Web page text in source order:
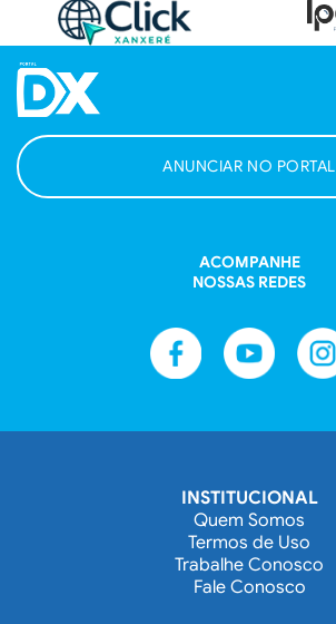
ANUNCIAR NO PORTAL
ACOMPANHE
NOSSAS REDES
INSTITUCIONAL
Quem Somos
Termos de Uso
Trabalhe Conosco
Fale Conosco